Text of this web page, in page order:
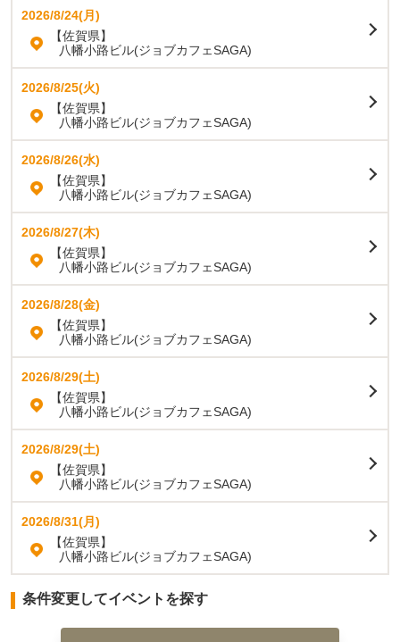
2026/8/24(月)
【佐賀県】
八幡小路ビル(ジョブカフェSAGA)
2026/8/25(火)
【佐賀県】
八幡小路ビル(ジョブカフェSAGA)
2026/8/26(水)
【佐賀県】
八幡小路ビル(ジョブカフェSAGA)
2026/8/27(木)
【佐賀県】
八幡小路ビル(ジョブカフェSAGA)
2026/8/28(金)
【佐賀県】
八幡小路ビル(ジョブカフェSAGA)
2026/8/29(土)
【佐賀県】
八幡小路ビル(ジョブカフェSAGA)
2026/8/29(土)
【佐賀県】
八幡小路ビル(ジョブカフェSAGA)
2026/8/31(月)
【佐賀県】
八幡小路ビル(ジョブカフェSAGA)
条件変更してイベントを探す